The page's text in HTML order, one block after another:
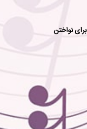
نواختن